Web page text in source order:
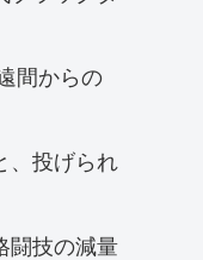
間からの
、投げられ
闘技の減量